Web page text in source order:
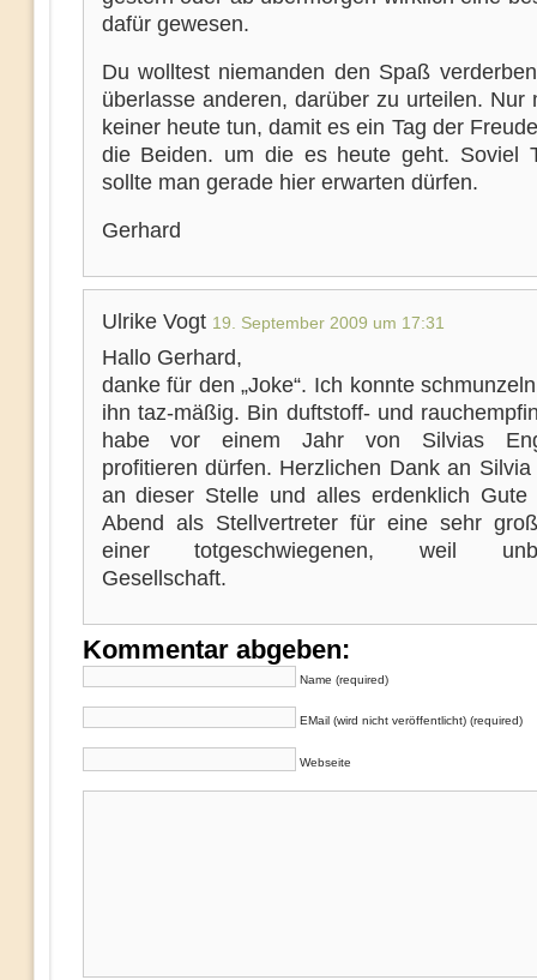
dafür gewesen.
Du wolltest niemanden den Spaß
überlasse anderen, darüber zu urteilen. Nur
keiner heute tun, damit es ein Tag der
die Beiden. um die es heute geht. Soviel
sollte man gerade hier erwarten dürfen.
Gerhard
Ulrike Vogt 19. September 2009 um 17:31
Hallo Gerhard,
danke für den „Joke“. Ich konnte
ihn taz-mäßig. Bin duftstoff- und
habe vor einem Jahr von Silvias
profitieren dürfen. Herzlichen Dank an
an dieser Stelle und alles erdenklich Gute
Abend als Stellvertreter für eine sehr
einer totgeschwiegenen, weil
Gesellschaft.
Kommentar abgeben:
Name (required)
EMail (wird nicht veröffentlicht) (required)
Webseite